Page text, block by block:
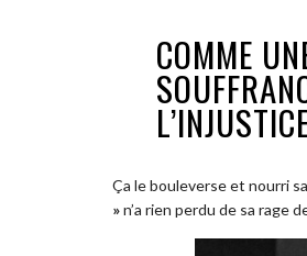
COMME
Ça le bouleverse et nourri
»n’a rien perdu de sa rage